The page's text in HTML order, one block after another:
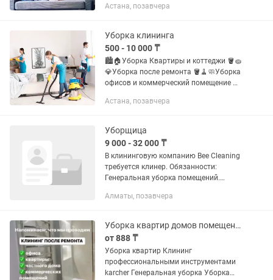
Астана, позавчера
Уборка клининга
500 - 10 000 ₸
🏙🏠Уборка Квартиры и коттеджи 🪣🧽
💎Уборка после ремонта 🪣🧹🧼Уборка
офисов и коммерческий помещение 🪟
мебели 🧼🦠🧺Уборка генеральная 🧽🛁
Астана, позавчера
Уборщица
9 000 - 32 000 ₸
В клининговую компанию Bee Cleaning
требуется клинер. Обязанности:
Генеральная уборка помещений.
уборка офисных помещений.
русским...
Алматы, позавчера
Уборка квартир домов помещение
от 888 ₸
Уборка квартир Клининг
профессиональными инструментами
karcher Генеральная уборка Уборка